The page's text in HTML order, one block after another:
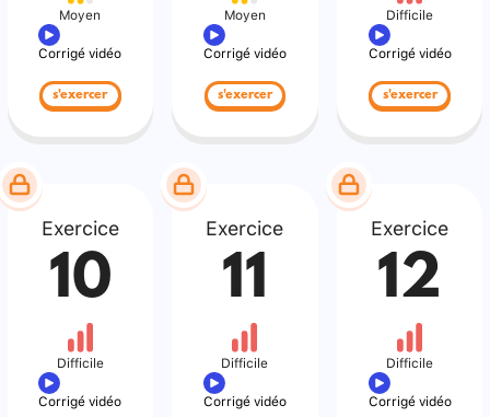
Moyen
Corrigé vidéo
s'exercer
Moyen
Corrigé vidéo
s'exercer
Difficile
Corrigé vidéo
s'exercer
Exercice
10
Difficile
Corrigé vidéo
Exercice
11
Difficile
Corrigé vidéo
Exercice
12
Difficile
Corrigé vidéo